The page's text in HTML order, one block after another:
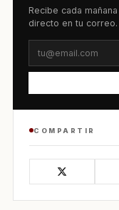
Recibe cada
directo en tu correo.
COMPARTIR